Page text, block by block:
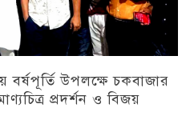
উপলক্ষে চকবাজার
প্রদর্শন ও বিজয়